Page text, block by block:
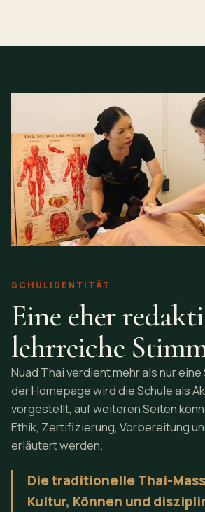
SCHULIDENTITÄT
Eine eher
lehrreiche
Nuad Thai verdient mehr als nur
der Homepage wird die Schule als
vorgestellt, auf weiteren Seiten
Ethik, Zertifizierung, Vorbereitung
erläutert werden.
Die traditionelle Thai-
Kultur, Können und